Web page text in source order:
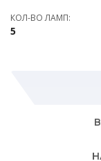
КОЛ-ВО ЛАМП:
5